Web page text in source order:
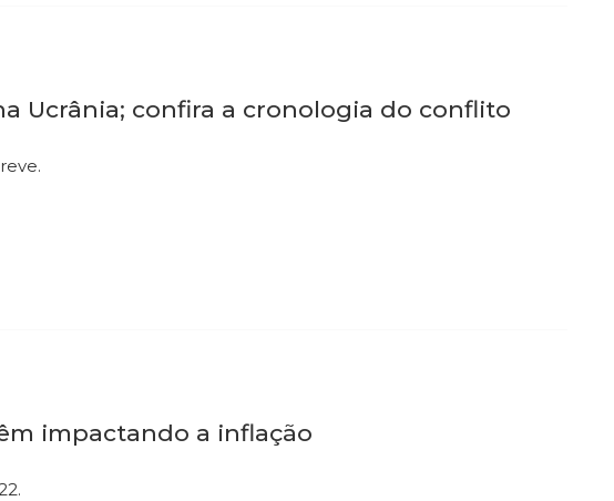
Ucrânia; confira a cronologia do conflito
impactando a inflação